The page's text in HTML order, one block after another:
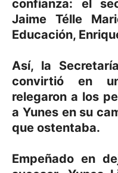
confianza: el
Jaime Télle
Educación,
Así, la
convirtió en
relegaron a los
a Yunes en su
que ostentaba.
Empeñado en